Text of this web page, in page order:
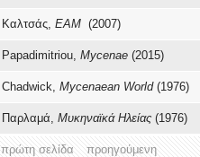
Καλτσάς, ΕΑΜ (2007)
Papadimitriou, Mycenae (2015)
Chadwick, Mycenaean World(1976)
Παρλαμά, Μυκηναϊκά Ηλείας (1976)
πρώτη σελίδα προηγούμενη